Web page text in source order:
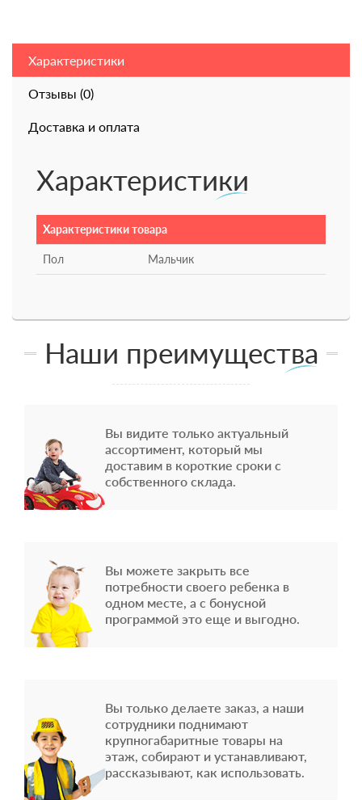
Характеристики
Отзывы (0)
Доставка и оплата
Характеристики
Характеристики товара
Пол Мальчик
Наши преимущества
Вы видите только актуальный
ассортимент, который мы
доставим в короткие сроки с
собственного склада.
Вы можете закрыть все
потребности своего ребенка в
одном месте, а с бонусной
программой это еще и выгодно.
Вы только делаете заказ, а наши
сотрудники поднимают
крупногабаритные товары на
этаж, собирают и устанавливают,
рассказывают, как использовать.